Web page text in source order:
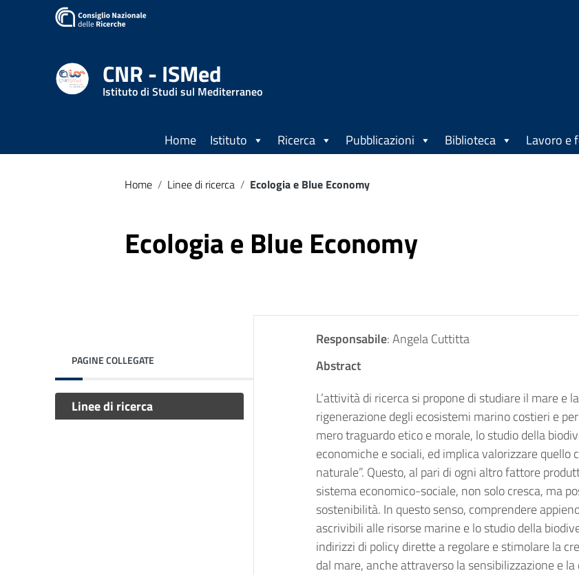
CNR - ISMed
Istituto di Studi sul Mediterraneo
Home Istituto Ricerca Pubblicazioni Biblioteca Lavoro e
Home / Linee di ricerca / Ecologia e Blue Economy
Ecologia e Blue Economy
PAGINE COLLEGATE
Linee di ricerca
Responsabile: Angela Cuttitta
Abstract
L’attività di ricerca si propone di studiare il mare e
rigenerazione degli ecosistemi marino costieri e
mero traguardo etico e morale, lo studio della
economiche e sociali, ed implica valorizzare quello
naturale”. Questo, al pari di ogni altro fattore
sistema economico-sociale, non solo cresca, ma
sostenibilità. In questo senso, comprendere
ascrivibili alle risorse marine e lo studio della
indirizzi di policy dirette a regolare e stimolare la
dal mare, anche attraverso la sensibilizzazione e